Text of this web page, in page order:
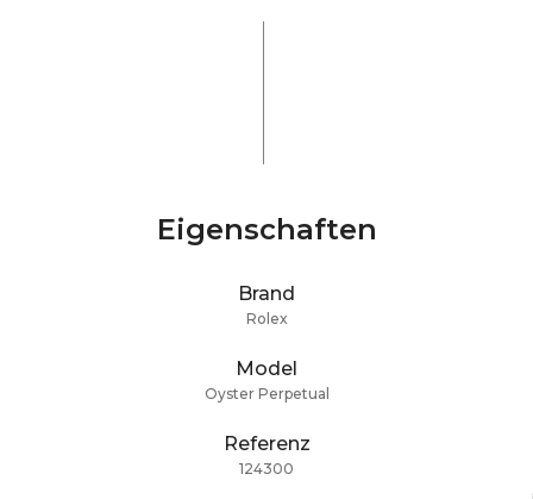
Eigenschaften
Brand
Rolex
Model
Oyster Perpetual
Referenz
124300